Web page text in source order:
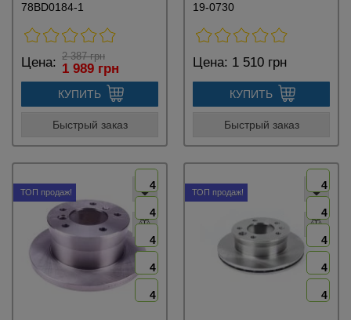
78BD0184-1
Цена: 2 387 грн
1 989 грн
КУПИТЬ
Быстрый заказ
19-0730
Цена: 1 510 грн
КУПИТЬ
Быстрый заказ
ТОП продаж!
4
4
4
4
4
ТОП продаж!
4
4
4
4
4